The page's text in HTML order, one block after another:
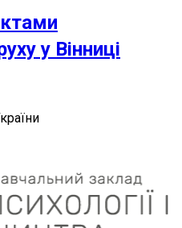
у Вінниці